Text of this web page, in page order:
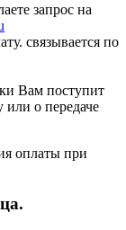
запрос на
связывается по
Вам поступит
или о передаче
оплаты при